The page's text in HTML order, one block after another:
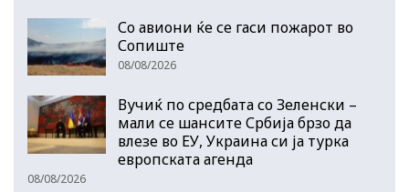
Со авиони ќе се гаси пожарот во
Сопиште
08/08/2026
Вучиќ по средбата со Зеленски –
мали се шансите Србија брзо да
влезе во ЕУ, Украина си ја турка
европската агенда
08/08/2026